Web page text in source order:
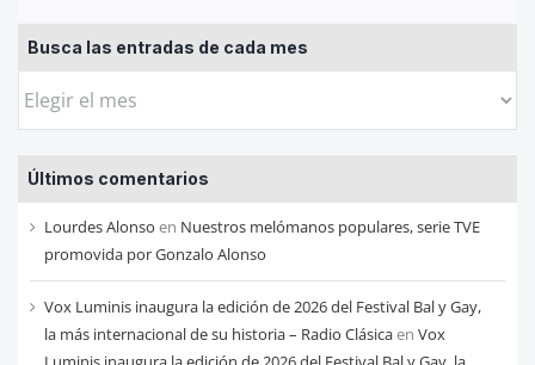
Busca las entradas de cada mes
Busca
entradas
de
cada
mes
Últimos comentarios
Lourdes Alonso en Nuestros melómanos populares, serie TVE
promovida por Gonzalo Alonso
Vox Luminis inaugura la edición de 2026 del Festival Bal y Gay,
la más internacional de su historia – Radio Clásicaen Vox